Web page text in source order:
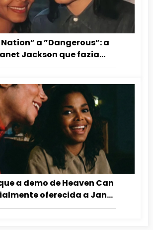
a ”Dangerous”: a
Jackson que fazia
dançar
a demo de Heaven Can
oferecida a Janet